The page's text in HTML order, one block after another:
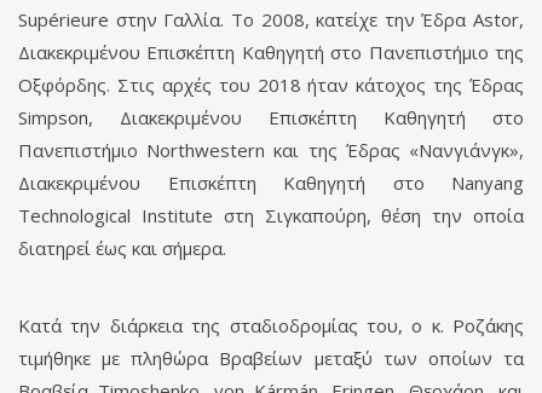
Supérieure στην Γαλλία. Το 2008, κατείχε την Έδρα Astor,
Διακεκριμένου Επισκέπτη Καθηγητή στο Πανεπιστήμιο της
Οξφόρδης. Στις αρχές του 2018 ήταν κάτοχος της Έδρας
Simpson, Διακεκριμένου Επισκέπτη Καθηγητή στο
Πανεπιστήμιο Northwestern και της Έδρας «Νανγιάνγκ»,
Διακεκριμένου Επισκέπτη Καθηγητή στο Nanyang
Technological Institute στη Σιγκαπούρη, θέση την οποία
διατηρεί έως και σήμερα.
Κατά την διάρκεια της σταδιοδρομίας του, ο κ. Ροζάκης
τιμήθηκε με πληθώρα Βραβείων μεταξύ των οποίων τα